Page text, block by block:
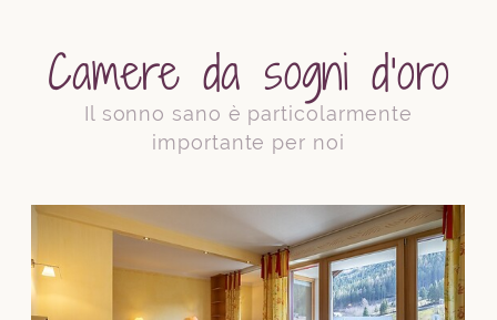
Camere da sogni d’oro
Il sonno sano è particolarmente
importante per noi